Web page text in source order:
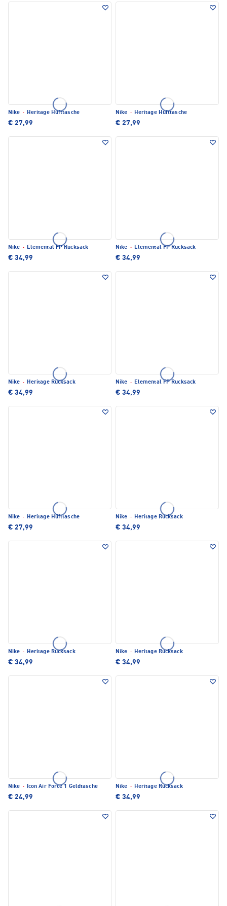
Nike · Heritage Hüfttasche
€ 27,99
Nike · Heritage Hüfttasche
€ 27,99
Nike · Elemental FP Rucksack
€ 34,99
Nike · Elemental FP Rucksack
€ 34,99
Nike · Heritage Rucksack
€ 34,99
Nike · Elemental FP Rucksack
€ 34,99
Nike · Heritage Hüfttasche
€ 27,99
Nike · Heritage Rucksack
€ 34,99
Nike · Heritage Rucksack
€ 34,99
Nike · Heritage Rucksack
€ 34,99
Nike · Icon Air Force 1 Geldtasche
€ 24,99
Nike · Heritage Rucksack
€ 34,99